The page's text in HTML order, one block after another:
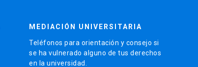
MEDIACIÓN UNIVERSITARIA
Teléfonos para orientación y consejo si
se ha vulnerado alguno de tus derechos
en la universidad.